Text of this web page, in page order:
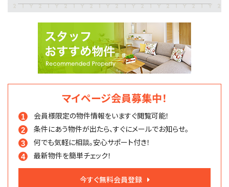
マイページ会員募集中！
会員様限定の物件情報をいますぐ閲覧可能！
条件にあう物件が出たら、すぐにメールでお知らせ。
何でも気軽に相談。安心サポート付き！
最新物件を簡単チェック！
今すぐ無料会員登録